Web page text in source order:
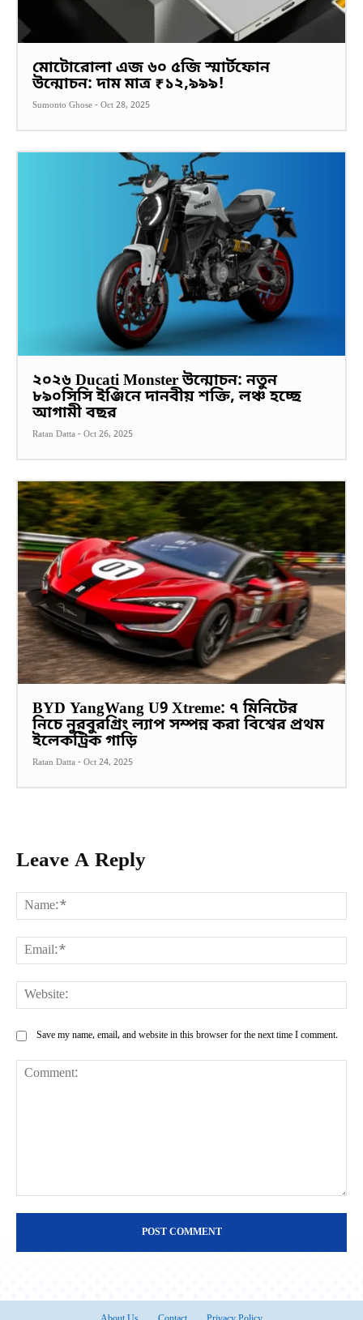
মোটোরোলা এজ ৬০ ৫জি স্মার্টফোন
উন্মোচন: দাম মাত্র ₹১২,৯৯৯!
Sumonto Ghose - Oct 28, 2025
২০২৬ Ducati Monster উন্মোচন: নতুন
৮৯০সিসি ইঞ্জিনে দানবীয় শক্তি, লঞ্চ হচ্ছে
আগামী বছর
Ratan Datta - Oct 26, 2025
BYD YangWang U9 Xtreme: ৭ মিনিটের
নিচে নুরবুরগ্রিং ল্যাপ সম্পন্ন করা বিশ্বের প্রথম
ইলেকট্রিক গাড়ি
Ratan Datta - Oct 24, 2025
Leave A Reply
Save my name, email, and website in this browser for the next time I comment.